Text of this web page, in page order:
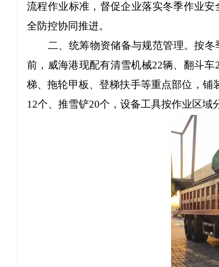
流程作业标准，督促企业落实冬季作业
全防控协同推进。
二、统筹物资储备与规范管理。按
前，威海港现配有清雪机械22辆、翻斗车
梯、拖轮甲板、登梯扶手等重点部位，
12个、推雪铲20个，设备工具按作业区